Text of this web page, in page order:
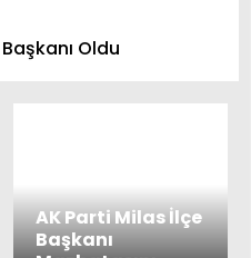
Oldu
AK Parti Milas İlçe
Başkanı